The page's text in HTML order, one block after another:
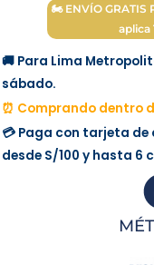
cantidad🏍 ENVÍO GRATIS
aplica
🚚 Para Lima
sábado.
⏰ Comprando dentro
💳 Paga con tarjeta
desde S/100 y hasta 6